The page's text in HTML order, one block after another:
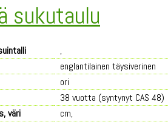
sukutaulu
,
englantilainen täysiverinen
ori
38 vuotta (syntynyt CAS 48)
väri
cm,